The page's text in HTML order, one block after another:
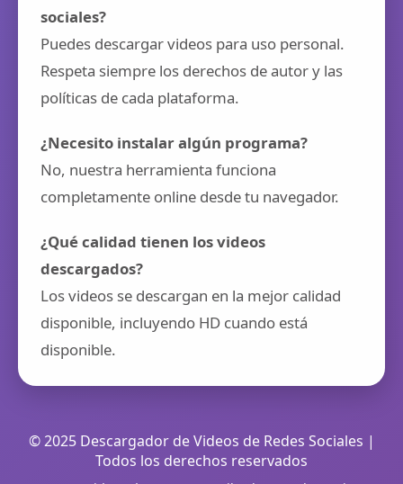
sociales?
Puedes descargar videos para uso personal.
Respeta siempre los derechos de autor y las
políticas de cada plataforma.
¿Necesito instalar algún programa?
No, nuestra herramienta funciona
completamente online desde tu navegador.
¿Qué calidad tienen los videos
descargados?
Los videos se descargan en la mejor calidad
disponible, incluyendo HD cuando está
disponible.
© 2025 Descargador de Videos de Redes Sociales |
Todos los derechos reservados